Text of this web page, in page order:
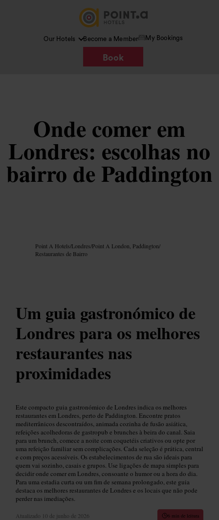
Our Hotels Become a Member My Bookings
Book
Onde comer em
Londres: escolhas no
bairro de Paddington
Point A Hotels/Londres/Point A London, Paddington/
Restaurantes de Bairro
Um guia gastronómico de
Londres para os melhores
restaurantes nas
proximidades
Este compacto guia gastronómico de Londres indica os melhores
restaurantes em Londres, perto de Paddington. Encontre pratos
mediterrânicos descontraídos, animada cozinha de fusão asiática,
refeições acolhedoras de gastropub e brunches à beira do canal. Saia
para um brunch, comece a noite com coquetéis criativos ou opte por
uma refeição familiar sem complicações. Cada seleção é prática, central
e com preços acessíveis. Os estabelecimentos de rua são ideais para
quem vai sozinho, casais e grupos. Use ligações de mapa simples para
decidir onde comer em Londres, consoante o humor ou a hora do dia.
Para uma estadia curta ou um fim de semana prolongado, este guia
destaca os melhores restaurantes de Londres e os locais que não pode
perder nas imediações.
Atualizado 10 de junho de 2026 6 min de leitura